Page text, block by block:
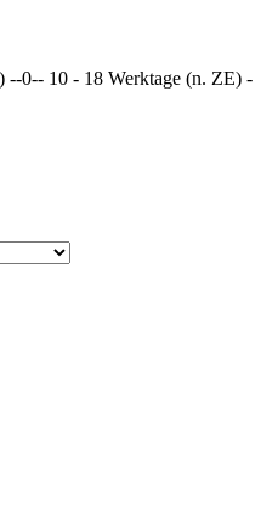
10 - 18 Werktage (n. ZE) -